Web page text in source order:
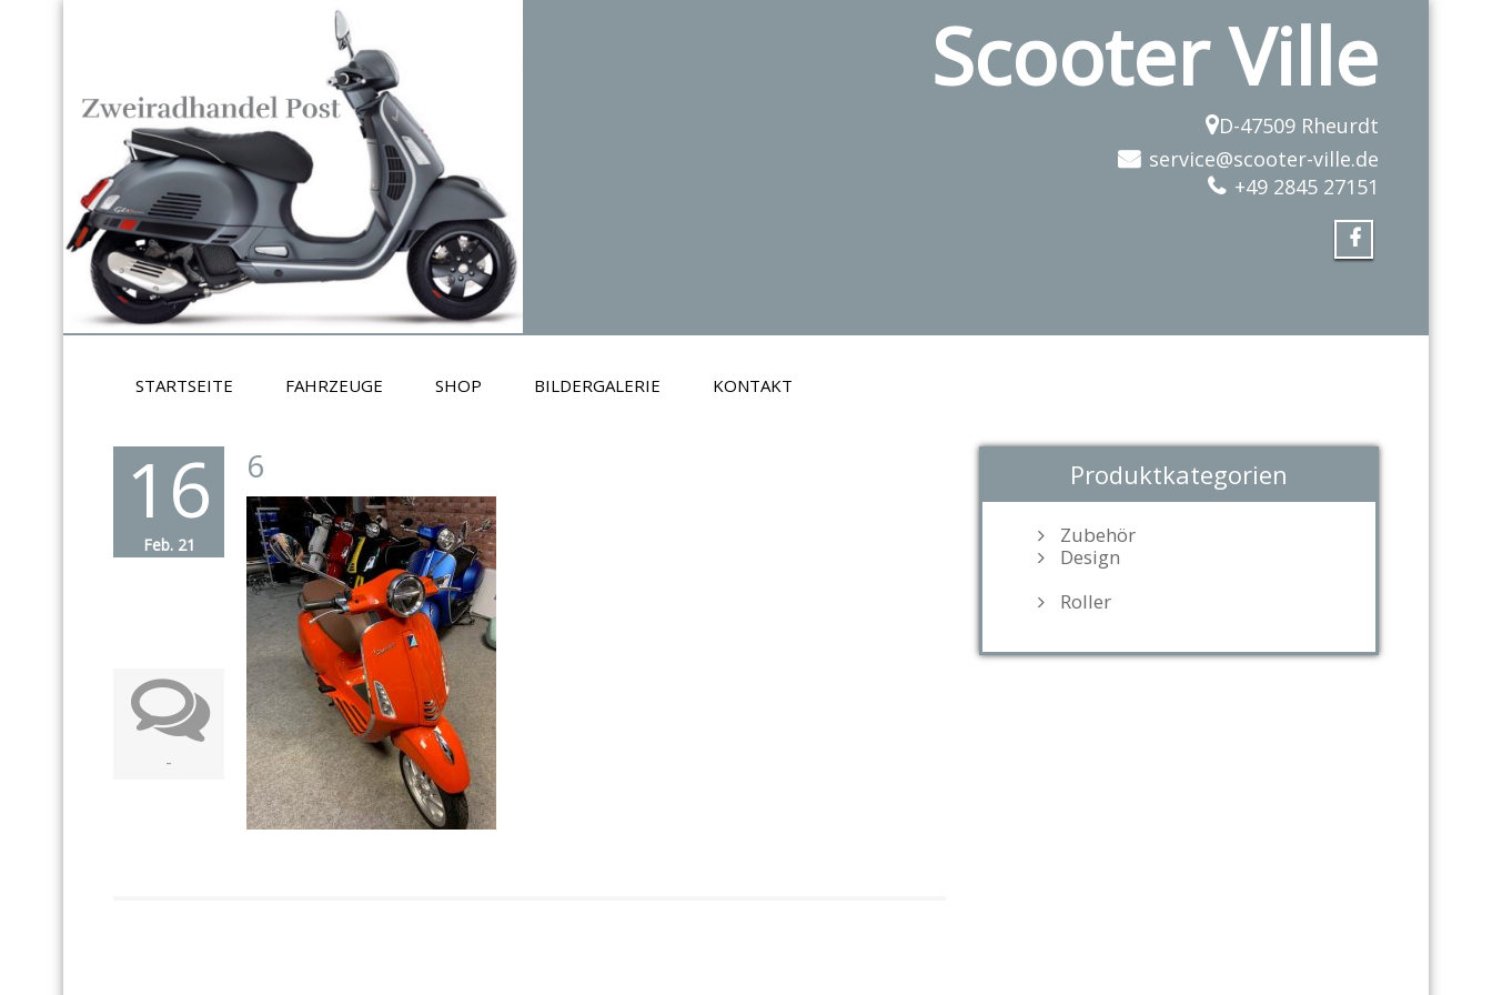
Scooter Ville
D-47509 Rheurdt
service@scooter-ville.de
+49 2845 27151
STARTSEITE FAHRZEUGE SHOP BILDERGALERIE KONTAKT
16
Feb. 21
-
6 Produktkategorien
Zubehör
Design
Roller